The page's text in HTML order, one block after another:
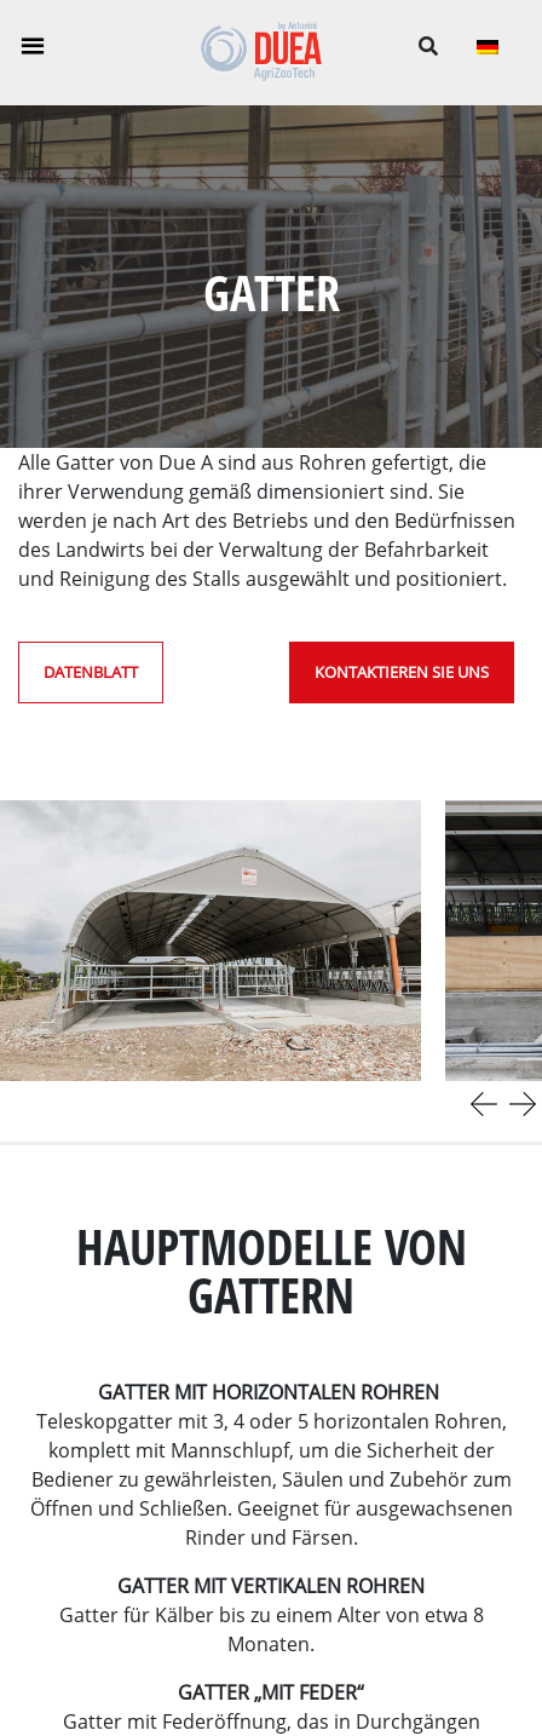
GATTER
Alle Gatter von Due A sind aus Rohren gefertigt, die
ihrer Verwendung gemäß dimensioniert sind. Sie
werden je nach Art des Betriebs und den Bedürfnissen
des Landwirts bei der Verwaltung der Befahrbarkeit
und Reinigung des Stalls ausgewählt und positioniert.
DATENBLATT KONTAKTIEREN SIE UNS
HAUPTMODELLE VON
GATTERN
GATTER MIT HORIZONTALEN ROHREN
Teleskopgatter mit 3, 4 oder 5 horizontalen Rohren,
komplett mit Mannschlupf, um die Sicherheit der
Bediener zu gewährleisten, Säulen und Zubehör zum
Öffnen und Schließen. Geeignet für ausgewachsenen
Rinder und Färsen.
GATTER MIT VERTIKALEN ROHREN
Gatter für Kälber bis zu einem Alter von etwa 8
Monaten.
GATTER „MIT FEDER“
Gatter mit Federöffnung, das in Durchgängen